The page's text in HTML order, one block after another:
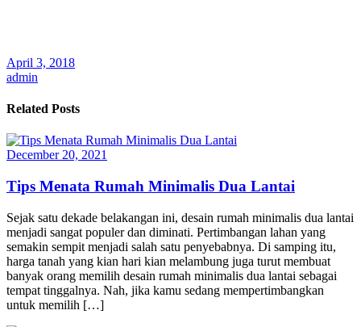
April 3, 2018
admin
Related Posts
December 20, 2021
Tips Menata Rumah Minimalis Dua Lantai
Sejak satu dekade belakangan ini, desain rumah minimalis dua lantai
menjadi sangat populer dan diminati. Pertimbangan lahan yang
semakin sempit menjadi salah satu penyebabnya. Di samping itu,
harga tanah yang kian hari kian melambung juga turut membuat
banyak orang memilih desain rumah minimalis dua lantai sebagai
tempat tinggalnya. Nah, jika kamu sedang mempertimbangkan
untuk memilih […]